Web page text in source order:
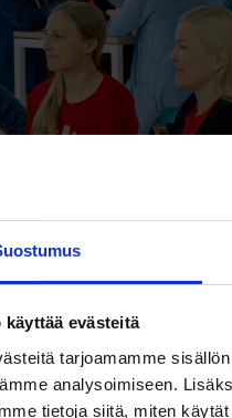
käyttää evästeitä
tarjoamamme
analysoimiseen.
tietoja siitä, miten